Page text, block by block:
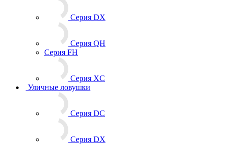
Серия DX
Серия QH
Серия FH
Серия XC
Уличные ловушки
Серия DC
Серия DX